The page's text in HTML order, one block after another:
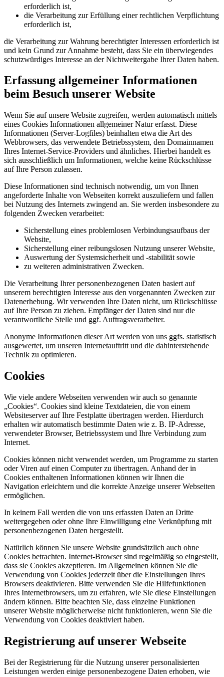
erforderlich ist,
die Verarbeitung zur Erfüllung einer rechtlichen Verpflichtung
erforderlich ist,
die Verarbeitung zur Wahrung berechtigter Interessen erforderlich ist
und kein Grund zur Annahme besteht, dass Sie ein überwiegendes
schutzwürdiges Interesse an der Nichtweitergabe Ihrer Daten haben.
Erfassung allgemeiner Informationen
beim Besuch unserer Website
Wenn Sie auf unsere Website zugreifen, werden automatisch mittels
eines Cookies Informationen allgemeiner Natur erfasst. Diese
Informationen (Server-Logfiles) beinhalten etwa die Art des
Webbrowsers, das verwendete Betriebssystem, den Domainnamen
Ihres Internet-Service-Providers und ähnliches. Hierbei handelt es
sich ausschließlich um Informationen, welche keine Rückschlüsse
auf Ihre Person zulassen.
Diese Informationen sind technisch notwendig, um von Ihnen
angeforderte Inhalte von Webseiten korrekt auszuliefern und fallen
bei Nutzung des Internets zwingend an. Sie werden insbesondere zu
folgenden Zwecken verarbeitet:
Sicherstellung eines problemlosen Verbindungsaufbaus der
Website,
Sicherstellung einer reibungslosen Nutzung unserer Website,
Auswertung der Systemsicherheit und -stabilität sowie
zu weiteren administrativen Zwecken.
Die Verarbeitung Ihrer personenbezogenen Daten basiert auf
unserem berechtigten Interesse aus den vorgenannten Zwecken zur
Datenerhebung. Wir verwenden Ihre Daten nicht, um Rückschlüsse
auf Ihre Person zu ziehen. Empfänger der Daten sind nur die
verantwortliche Stelle und ggf. Auftragsverarbeiter.
Anonyme Informationen dieser Art werden von uns ggfs. statistisch
ausgewertet, um unseren Internetauftritt und die dahinterstehende
Technik zu optimieren.
Cookies
Wie viele andere Webseiten verwenden wir auch so genannte
„Cookies“. Cookies sind kleine Textdateien, die von einem
Websiteserver auf Ihre Festplatte übertragen werden. Hierdurch
erhalten wir automatisch bestimmte Daten wie z. B. IP-Adresse,
verwendeter Browser, Betriebssystem und Ihre Verbindung zum
Internet.
Cookies können nicht verwendet werden, um Programme zu starten
oder Viren auf einen Computer zu übertragen. Anhand der in
Cookies enthaltenen Informationen können wir Ihnen die
Navigation erleichtern und die korrekte Anzeige unserer Webseiten
ermöglichen.
In keinem Fall werden die von uns erfassten Daten an Dritte
weitergegeben oder ohne Ihre Einwilligung eine Verknüpfung mit
personenbezogenen Daten hergestellt.
Natürlich können Sie unsere Website grundsätzlich auch ohne
Cookies betrachten. Internet-Browser sind regelmäßig so eingestellt,
dass sie Cookies akzeptieren. Im Allgemeinen können Sie die
Verwendung von Cookies jederzeit über die Einstellungen Ihres
Browsers deaktivieren. Bitte verwenden Sie die Hilfefunktionen
Ihres Internetbrowsers, um zu erfahren, wie Sie diese Einstellungen
ändern können. Bitte beachten Sie, dass einzelne Funktionen
unserer Website möglicherweise nicht funktionieren, wenn Sie die
Verwendung von Cookies deaktiviert haben.
Registrierung auf unserer Webseite
Bei der Registrierung für die Nutzung unserer personalisierten
Leistungen werden einige personenbezogene Daten erhoben, wie